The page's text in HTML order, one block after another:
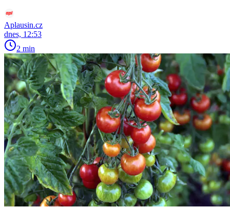
Aplausin.cz
dnes, 12:53
2 min